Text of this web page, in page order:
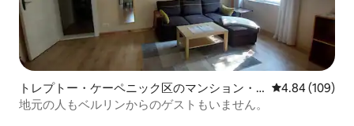
トレプトー・ケーペニック区のマンション・
アパート
レビュー109
4.84 (109)
地元の人もベルリンからのゲストもいません。